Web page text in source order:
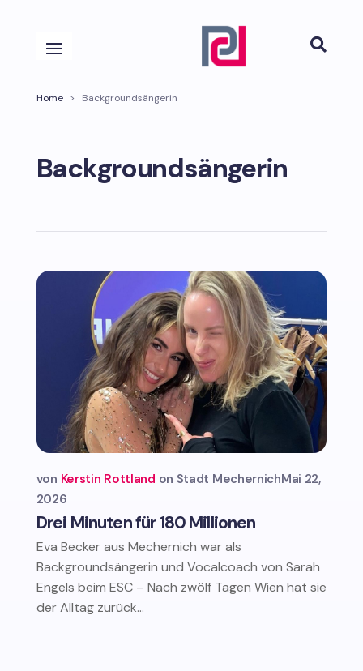

Home > Backgroundsängerin
Backgroundsängerin
Drei Minuten für 180 Millionen
von Kerstin Rottland Stadt MechernichMai 22,
2026
Eva Becker aus Mechernich war als
Backgroundsängerin und Vocalcoach von Sarah
Engels beim ESC – Nach zwölf Tagen Wien hat sie
der Alltag zurück...